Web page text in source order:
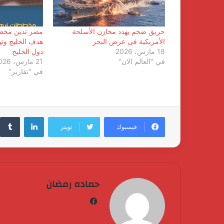
حريق ضخم يهدد مخازن الأسلحة
الأمريكية فى عرض البحر
18 مارس، 2026
في "العالم الان"
مصر تدين
هدف الخليج
دول الخليج
21 مارس، 2026
في "تقارير"
فيسبوك تويتر
لينكدإن
حماده رمضان